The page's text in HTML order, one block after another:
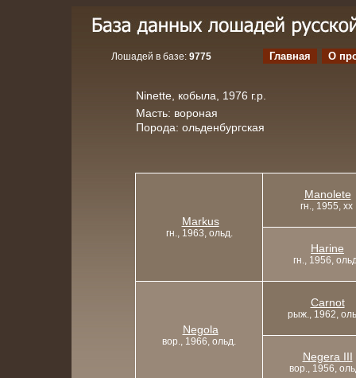
Лошадей в базе: 9775 Главная О
Ninette, кобыла, 1976 г.р.
Масть: вороная
Порода: ольденбургская
Markus
гн., 1963, ольд.
Manolete
гн., 1955, xx
Harine
гн., 1956,
Negola
вор., 1966, ольд.
Carnot
рыж., 1962,
Negera III
вор., 1956,